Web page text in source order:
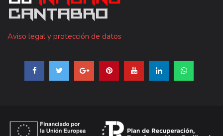
Aviso legal y protección de datos